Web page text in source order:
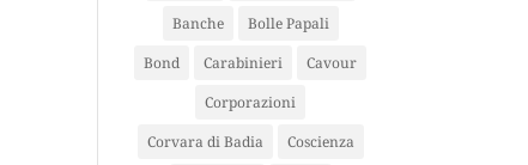
Banche
Bolle Papali
Bond
Carabinieri
Cavour
Corporazioni
Corvara di Badia
Coscienza